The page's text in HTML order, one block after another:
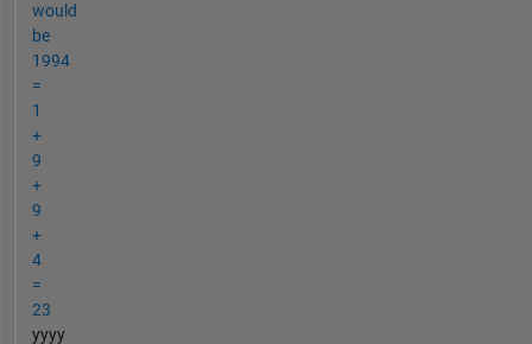
would
be
1994
=
1
+
9
+
9
+
4
=
23
yyyy